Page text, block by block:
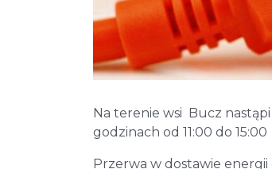
Na terenie wsi Bucz
godzinach od 11:00 do 15:00
Przerwa w dostawie energii